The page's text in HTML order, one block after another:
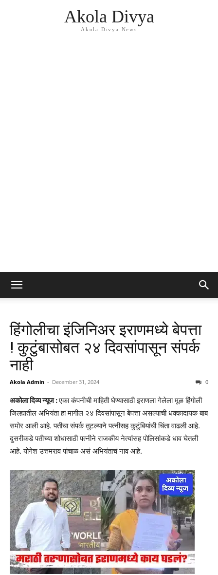
Akola Divya
Akola Divya News
हिंगोलीचा इंजिनिअर इराणमध्ये बेपत्ता
! कुटुंबासोबत २४ दिवसांपासून संपर्क
नाही
Akola Admin - December 31, 2024 0
अकोला दिव्य न्यूज :एका कंपनीची माहिती घेण्यासाठी इराणला गेलेला मूळ हिंगोली
जिल्ह्यातील अभियंता हा मागील २४ दिवसांपासून बेपत्ता असल्याची धक्कादायक बाब
समोर आली आहे. पतीचा संपर्क तुटल्याने पत्नीसह कुटुंबियांची चिंता वाढली आहे.
दुसरीकडे पतीच्या शोधासाठी पत्नीने राजकीय नेत्यांसह पोलिसांकडे धाव घेतली
आहे. योगेश उत्तमराव पांचाळ असं अभियंताचं नाव आहे.